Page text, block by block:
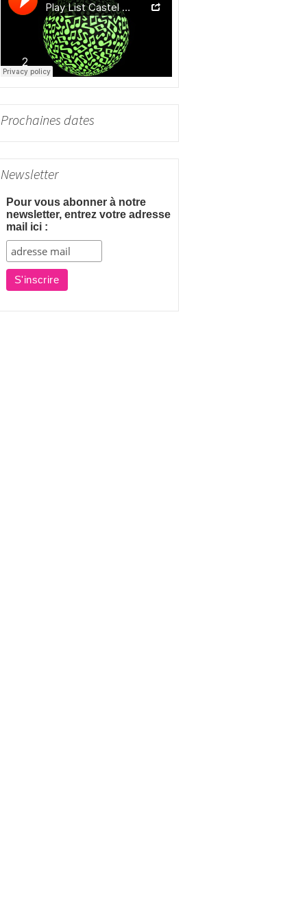
Prochaines dates
Newsletter
Pour vous abonner à notre
newsletter, entrez votre adresse
mail ici :